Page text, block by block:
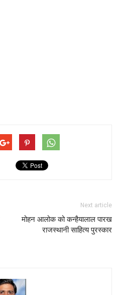
Next article
मोहन आलोक को कन्हैयालाल पारख
राजस्थानी साहित्य पुरस्कार